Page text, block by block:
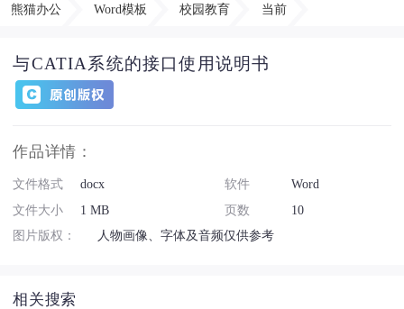
熊猫办公 Word模板 校园教育 当前
与CATIA系统的接口使用说明书
作品详情：
文件格式 docx 软件
Word
文件大小
1 MB 页数
10
图片版权：
人物画像、字体及音频仅供参考
相关搜索